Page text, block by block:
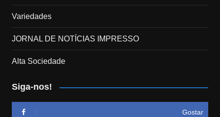
Variedades
JORNAL DE NOTÍCIAS IMPRESSO
Alta Sociedade
Siga-nos!
Gostar